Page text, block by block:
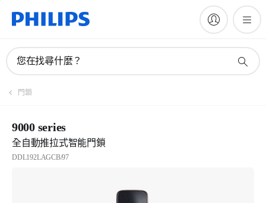
您在找尋什麼？
門鎖
9000 series
全自動推拉式智能門鎖
DDL192LAGCB/97